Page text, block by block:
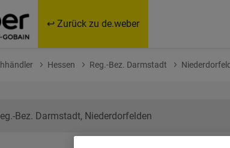
↩ Zurück zu de.weber
Hessen Reg.-Bez. Darmstadt